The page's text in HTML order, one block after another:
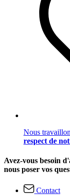
Nous
respect de
Avez-vous besoin
nous poser vos
Contact